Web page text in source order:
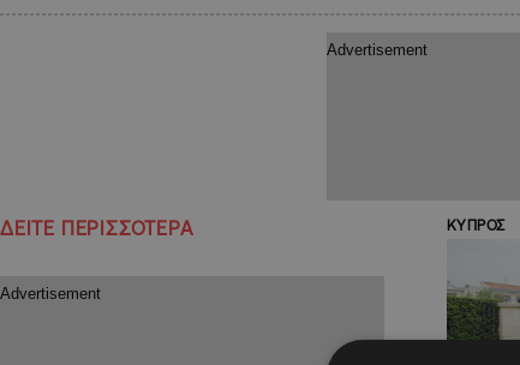
ΔΕΙΤΕ ΠΕΡΙΣΣΟΤΕΡΑ ΚΥΠΡΟΣ